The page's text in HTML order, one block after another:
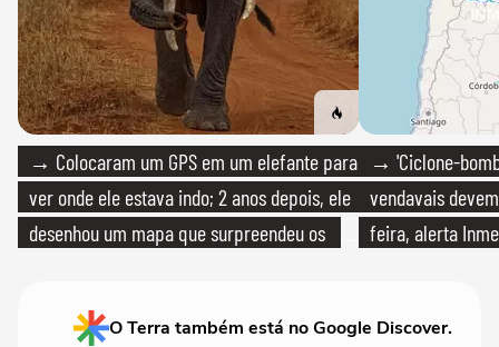
→ Colocaram um GPS em um elefante para
ver onde ele estava indo; 2 anos depois, ele
desenhou um mapa que surpreendeu os
→ 'Ciclone-
vendavais
feira, alerta
O Terra também está no Google Discover.